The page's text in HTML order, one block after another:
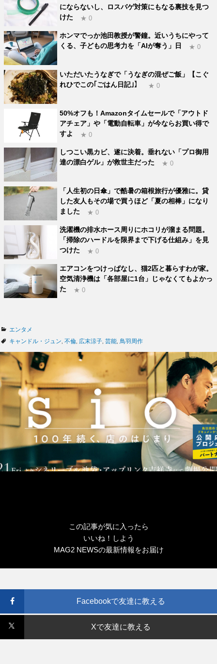
にならないし、ロスバゲ対策にもなる裏技を見つ
けた
★ 0
ホンマでっか池田教授が警鐘。近いうちにやって
くる、子どもの思考力を「AIが奪う」日
★ 0
いただいたうなぎで「うなぎの混ぜご飯」【こぐ
れひでこの｢ごはん日記｣】
★ 0
50%オフも！Amazonタイムセールで「アウトド
アチェア」や「電動自転車」が今ならお買い得で
すよ
★ 0
しつこい黒カビ、遂に決着。垂れない「プロ御用
達の漂白ゲル」が救世主だった
★ 0
「人生初の日傘」で酷暑の箱根旅行が優雅に。貸
した友人もその場で買うほど「夏の相棒」になり
ました
★ 0
洗濯機の排水ホース周りにホコリが溜まる問題。
「掃除のハードルを限界まで下げる仕組み」を見
つけた
★ 0
エアコンをつけっぱなし、猫2匹と暮らすわが家。
空気清浄機は「各部屋に1台」じゃなくてもよかっ
た
★ 0
カ
テ
リ
エンタメ
タ
キャンドル・ジュン 不倫 広末涼子 芸能 鳥羽周作
この記事が気に入ったら
いいね！しよう
MAG2 NEWSの最新情報をお届け
Facebookで友達に教える
Xで友達に教える